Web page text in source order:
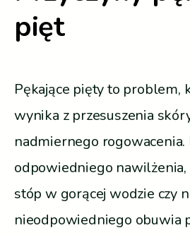
pięt
Pękające pięty to problem,
wynika z przesuszenia
nadmiernego rogowacenia.
odpowiedniego nawilżenia,
stóp w gorącej wodzie czy
nieodpowiedniego obuwia